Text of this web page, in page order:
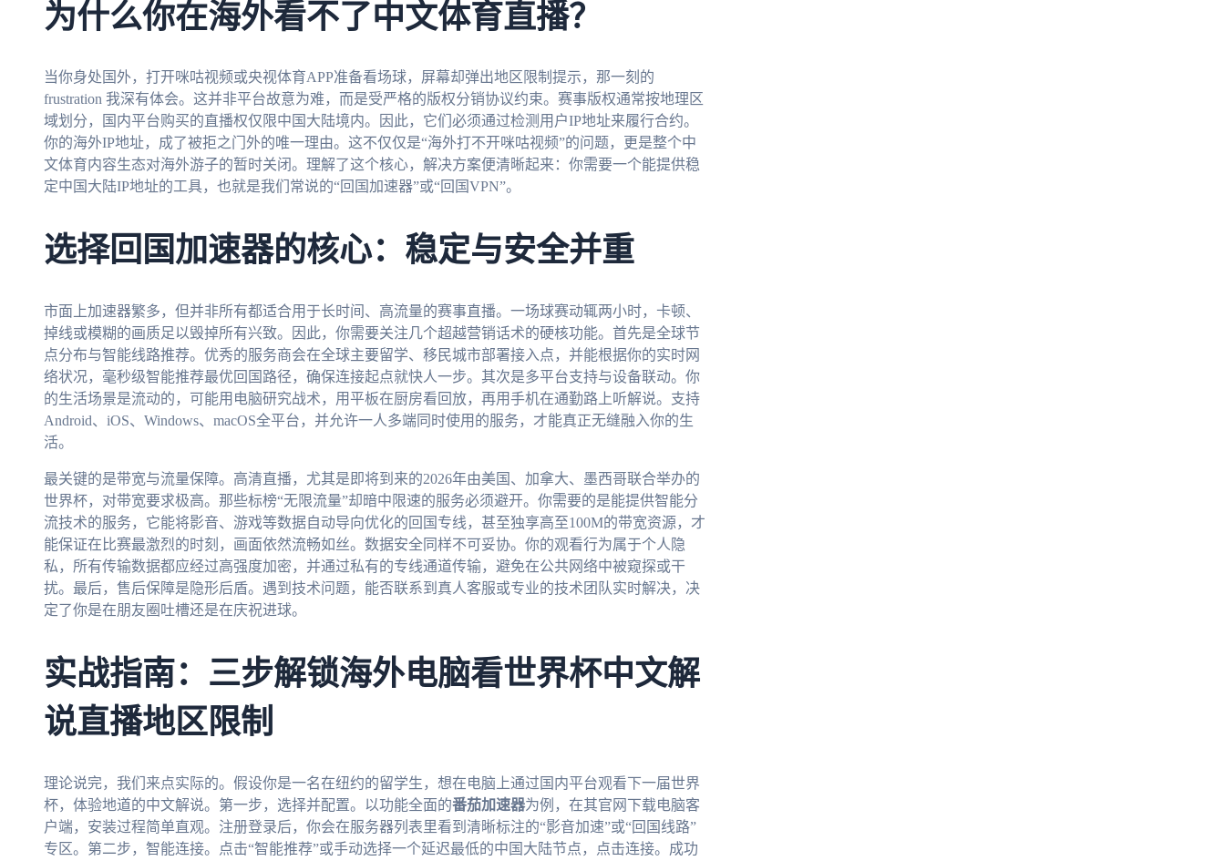
为什么你在海外看不了中文体育直播？
当你身处国外，打开咪咕视频或央视体育APP准备看场球，屏幕却弹出地区限制提示，那一刻的
frustration 我深有体会。这并非平台故意为难，而是受严格的版权分销协议约束。赛事版权通常按地理区
域划分，国内平台购买的直播权仅限中国大陆境内。因此，它们必须通过检测用户IP地址来履行合约。
你的海外IP地址，成了被拒之门外的唯一理由。这不仅仅是“海外打不开咪咕视频”的问题，更是整个中
文体育内容生态对海外游子的暂时关闭。理解了这个核心，解决方案便清晰起来：你需要一个能提供稳
定中国大陆IP地址的工具，也就是我们常说的“回国加速器”或“回国VPN”。
选择回国加速器的核心：稳定与安全并重
市面上加速器繁多，但并非所有都适合用于长时间、高流量的赛事直播。一场球赛动辄两小时，卡顿、
掉线或模糊的画质足以毁掉所有兴致。因此，你需要关注几个超越营销话术的硬核功能。首先是全球节
点分布与智能线路推荐。优秀的服务商会在全球主要留学、移民城市部署接入点，并能根据你的实时网
络状况，毫秒级智能推荐最优回国路径，确保连接起点就快人一步。其次是多平台支持与设备联动。你
的生活场景是流动的，可能用电脑研究战术，用平板在厨房看回放，再用手机在通勤路上听解说。支持
Android、iOS、Windows、macOS全平台，并允许一人多端同时使用的服务，才能真正无缝融入你的生
活。
最关键的是带宽与流量保障。高清直播，尤其是即将到来的2026年由美国、加拿大、墨西哥联合举办的
世界杯，对带宽要求极高。那些标榜“无限流量”却暗中限速的服务必须避开。你需要的是能提供智能分
流技术的服务，它能将影音、游戏等数据自动导向优化的回国专线，甚至独享高至100M的带宽资源，才
能保证在比赛最激烈的时刻，画面依然流畅如丝。数据安全同样不可妥协。你的观看行为属于个人隐
私，所有传输数据都应经过高强度加密，并通过私有的专线通道传输，避免在公共网络中被窥探或干
扰。最后，售后保障是隐形后盾。遇到技术问题，能否联系到真人客服或专业的技术团队实时解决，决
定了你是在朋友圈吐槽还是在庆祝进球。
实战指南：三步解锁海外电脑看世界杯中文解
说直播地区限制
理论说完，我们来点实际的。假设你是一名在纽约的留学生，想在电脑上通过国内平台观看下一届世界
杯，体验地道的中文解说。第一步，选择并配置。以功能全面的番茄加速器为例，在其官网下载电脑客
户端，安装过程简单直观。注册登录后，你会在服务器列表里看到清晰标注的“影音加速”或“回国线路”
专区。第二步，智能连接。点击“智能推荐”或手动选择一个延迟最低的中国大陆节点，点击连接。成功